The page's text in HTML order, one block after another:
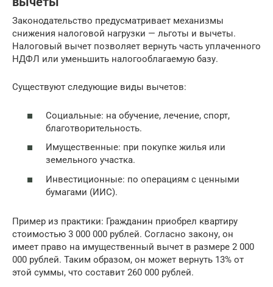
Законодательство предусматривает механизмы
снижения налоговой нагрузки — льготы и вычеты.
Налоговый вычет позволяет вернуть часть уплаченного
НДФЛ или уменьшить налогооблагаемую базу.
Существуют следующие виды вычетов:
Социальные: на обучение, лечение, спорт,
благотворительность.
Имущественные: при покупке жилья или
земельного участка.
Инвестиционные: по операциям с ценными
бумагами (ИИС).
Пример из практики: Гражданин приобрел квартиру
стоимостью 3 000 000 рублей. Согласно закону, он
имеет право на имущественный вычет в размере 2 000
000 рублей. Таким образом, он может вернуть 13% от
этой суммы, что составит 260 000 рублей.